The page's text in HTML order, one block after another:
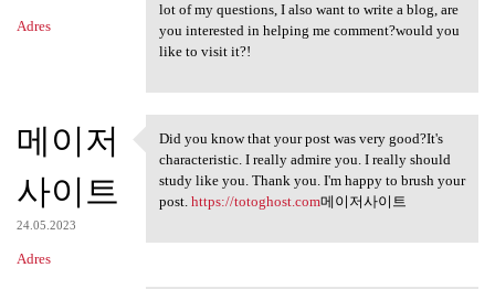
Adres
lot of my questions, I also want to write a blog, are
you interested in helping me comment?would you
like to visit it?!
메이저
사이트
24.05.2023
Adres
Did you know that your post
Did you know that your post was very good?It's
characteristic. I really admire you. I really should
study like you. Thank you. I'm happy to brush your
post. https://totoghost.com메이저사이트